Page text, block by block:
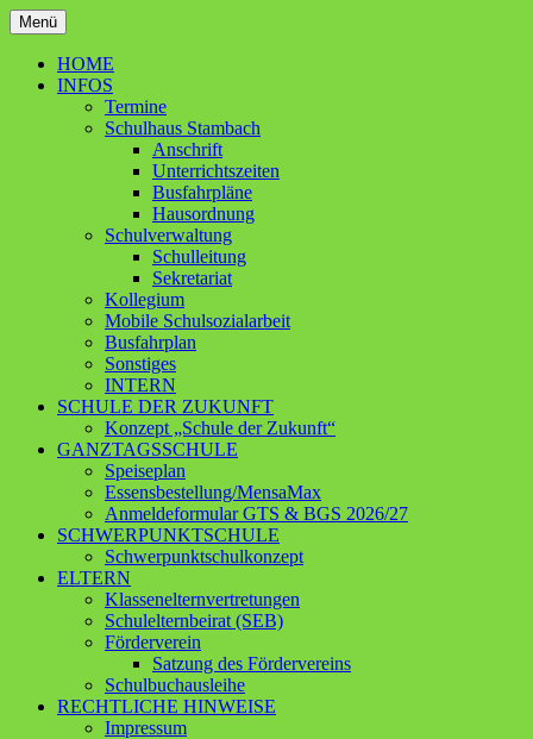
Zum
Inhalt
springen
Grundschule Contwig
Menü
HOME
INFOS
Termine
Schulhaus Stambach
Anschrift
Unterrichtszeiten
Busfahrpläne
Hausordnung
Schulverwaltung
Schulleitung
Sekretariat
Kollegium
Mobile Schulsozialarbeit
Busfahrplan
Sonstiges
INTERN
SCHULE DER ZUKUNFT
Konzept „Schule der Zukunft“
GANZTAGSSCHULE
Speiseplan
Essensbestellung/MensaMax
Anmeldeformular GTS & BGS 2026/27
SCHWERPUNKTSCHULE
Schwerpunktschulkonzept
ELTERN
Klassenelternvertretungen
Schulelternbeirat (SEB)
Förderverein
Satzung des Fördervereins
Schulbuchausleihe
RECHTLICHE HINWEISE
Impressum